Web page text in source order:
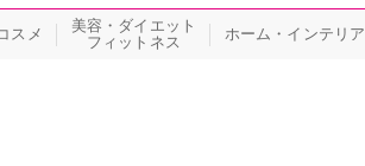
スメ
美容・ダイエット
フィットネス
ホーム・インテリア